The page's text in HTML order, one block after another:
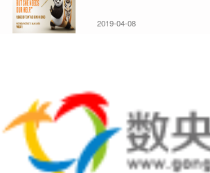
2019-04-08